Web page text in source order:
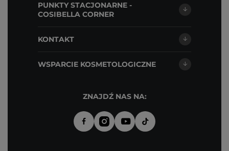
PUNKTY STACJONARNE -
COSIBELLA CORNER
KONTAKT
WSPARCIE KOSMETOLOGICZNE
ZNAJDŹ NAS NA: